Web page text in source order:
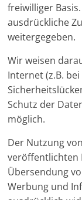
freiwilliger
ausdrückliche
weitergegeben.
Wir weisen
Internet (z.B.
Schutz der
möglich.
Der Nutzung
veröffentlichten
Übersendung
Werbung und